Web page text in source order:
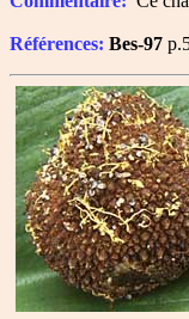
Références: Bes-97